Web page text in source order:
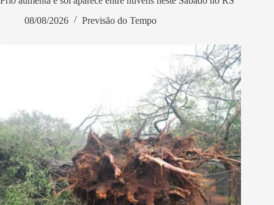
08/08/2026
Previsão do Tempo